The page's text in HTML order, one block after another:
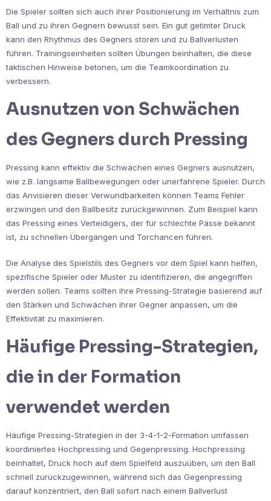
Die Spieler sollten sich auch ihrer Positionierung im Verhältnis zum
Ball und zu ihren Gegnern bewusst sein. Ein gut getimter Druck
kann den Rhythmus des Gegners stören und zu Ballverlusten
führen. Trainingseinheiten sollten Übungen beinhalten, die diese
taktischen Hinweise betonen, um die Teamkoordination zu
verbessern.
Ausnutzen von Schwächen
des Gegners durch Pressing
Pressing kann effektiv die Schwächen eines Gegners ausnutzen,
wie z.B. langsame Ballbewegungen oder unerfahrene Spieler. Durch
das Anvisieren dieser Verwundbarkeiten können Teams Fehler
erzwingen und den Ballbesitz zurückgewinnen. Zum Beispiel kann
das Pressing eines Verteidigers, der für schlechte Pässe bekannt
ist, zu schnellen Übergängen und Torchancen führen.
Die Analyse des Spielstils des Gegners vor dem Spiel kann helfen,
spezifische Spieler oder Muster zu identifizieren, die angegriffen
werden sollen. Teams sollten ihre Pressing-Strategie basierend auf
den Stärken und Schwächen ihrer Gegner anpassen, um die
Effektivität zu maximieren.
Häufige Pressing-Strategien,
die in der Formation
verwendet werden
Häufige Pressing-Strategien in der 3-4-1-2-Formation umfassen
koordiniertes Hochpressing und Gegenpressing. Hochpressing
beinhaltet, Druck hoch auf dem Spielfeld auszuüben, um den Ball
schnell zurückzugewinnen, während sich das Gegenpressing
darauf konzentriert, den Ball sofort nach einem Ballverlust